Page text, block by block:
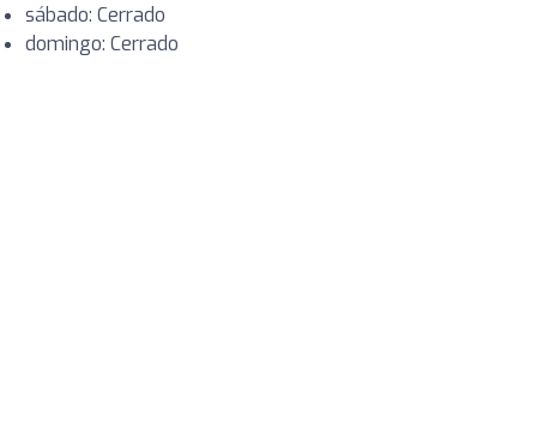
sábado: Cerrado
domingo: Cerrado